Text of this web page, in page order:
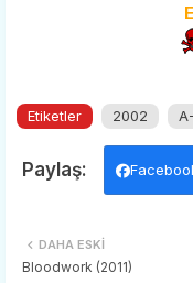
Etiketler 2002 A-
DAHA ESKI
Bloodwork (2011)